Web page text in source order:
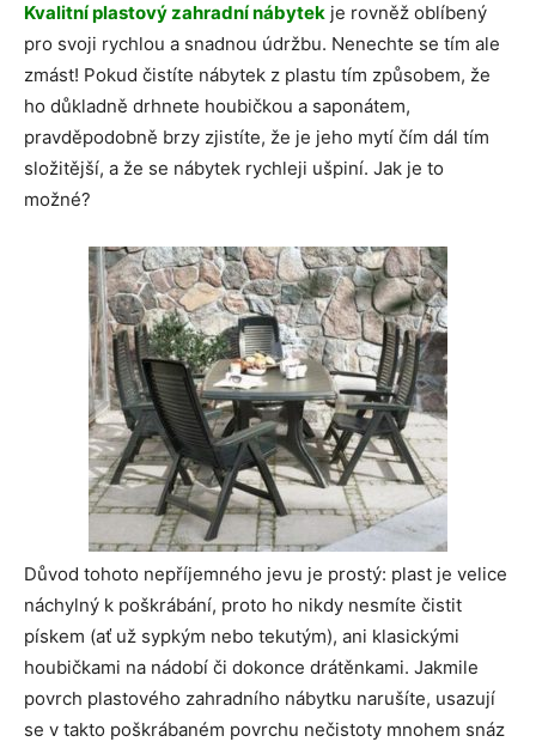
Kvalitní plastový zahradní nábytek je rovněž oblíbený
pro svoji rychlou a snadnou údržbu. Nenechte se tím ale
zmást! Pokud čistíte nábytek z plastu tím způsobem, že
ho důkladně drhnete houbičkou a saponátem,
pravděpodobně brzy zjistíte, že je jeho mytí čím dál tím
složitější, a že se nábytek rychleji ušpiní. Jak je to
možné?
Důvod tohoto nepříjemného jevu je prostý: plast je velice
náchylný k poškrábání, proto ho nikdy nesmíte čistit
pískem (ať už sypkým nebo tekutým), ani klasickými
houbičkami na nádobí či dokonce drátěnkami. Jakmile
povrch plastového zahradního nábytku narušíte, usazují
se v takto poškrábaném povrchu nečistoty mnohem snáz